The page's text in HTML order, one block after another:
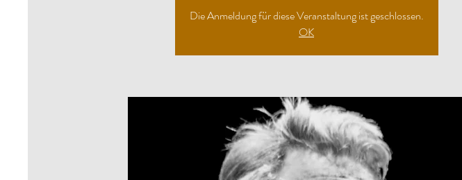
Die Anmeldung für diese Veranstaltung ist geschlossen.
OK